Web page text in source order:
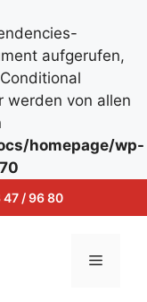
aufgerufen,
werden von allen
homepage/wp-
47 / 96 80
Menü